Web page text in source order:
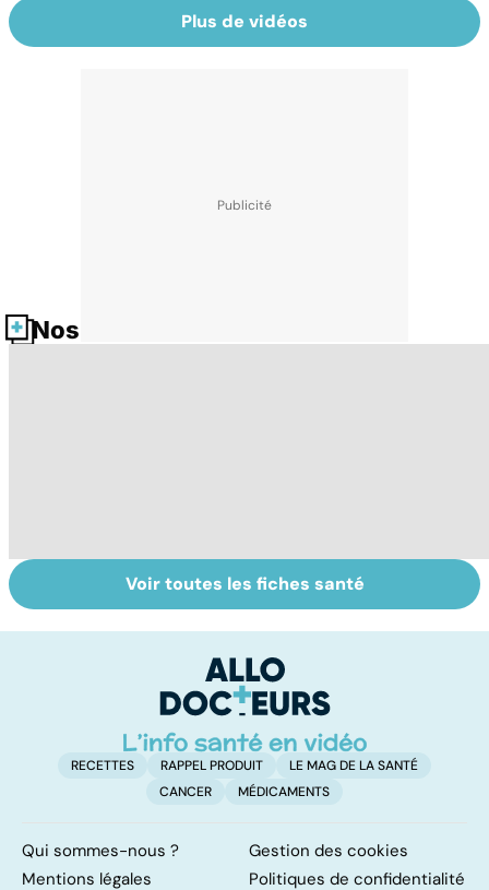
Plus de vidéos
Nos fiches santé
Tout savoir sur
les infections
Inflammation des
amygdales : que
d'angine ?
Voir toutes les fiches santé
RECETTES RAPPEL PRODUIT
LE MAG DE LA SANTÉ
CANCER
MÉDICAMENTS
Qui sommes-nous ?
Gestion des cookies
Mentions légales
Politiques de confidentialité